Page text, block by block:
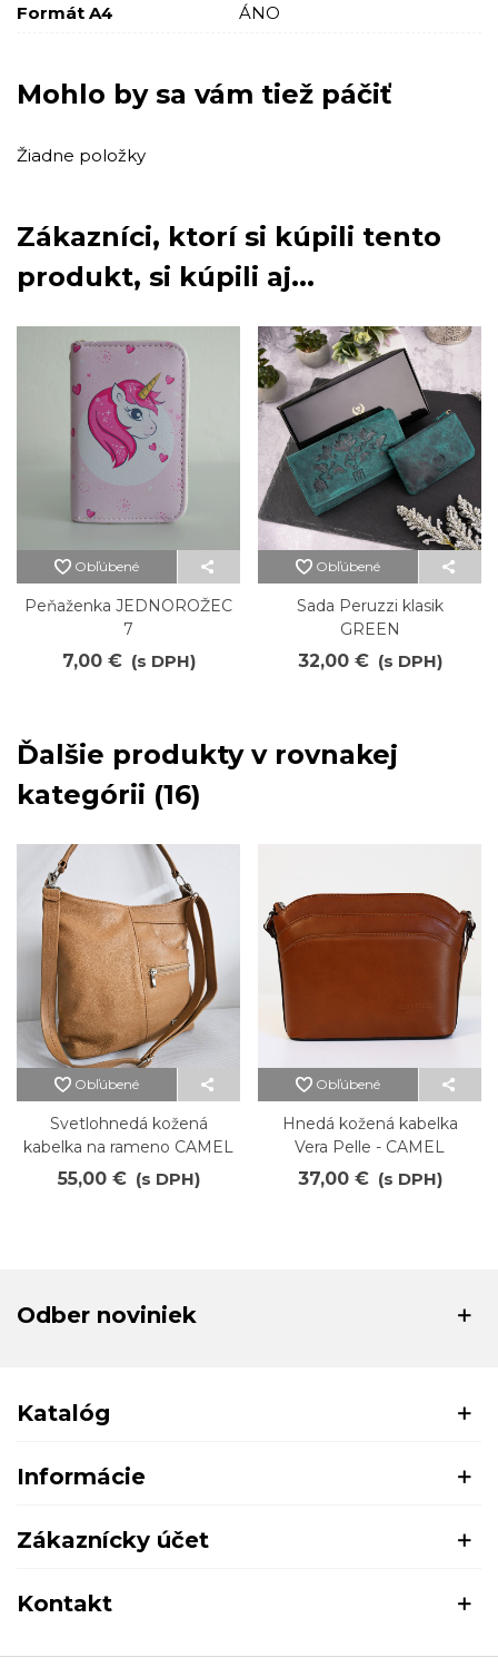
Formát A4
ÁNO
Mohlo by sa vám tiež páčiť
Žiadne položky
Zákazníci, ktorí si kúpili tento
produkt, si kúpili aj...
Obľúbené
Peňaženka JEDNOROŽEC
7
7,00 € (s DPH)
Obľúbené
Sada Peruzzi klasik
GREEN
32,00 € (s DPH)
Ďalšie produkty v rovnakej
kategórii (16)
Obľúbené
Svetlohnedá kožená
kabelka na rameno CAMEL
55,00 € (s DPH)
Obľúbené
Hnedá kožená kabelka
Vera Pelle - CAMEL
37,00 € (s DPH)
Odber noviniek
Katalóg
Informácie
Zákaznícky účet
Kontakt